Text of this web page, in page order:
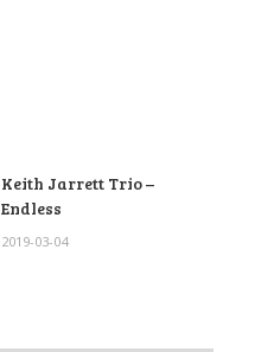
Keith Jarrett Trio –
Endless
2019-03-04